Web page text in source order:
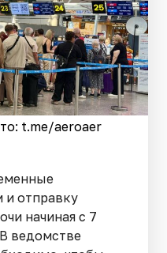
t.me/aeroaer
и отправку
начиная с 7
ведомстве